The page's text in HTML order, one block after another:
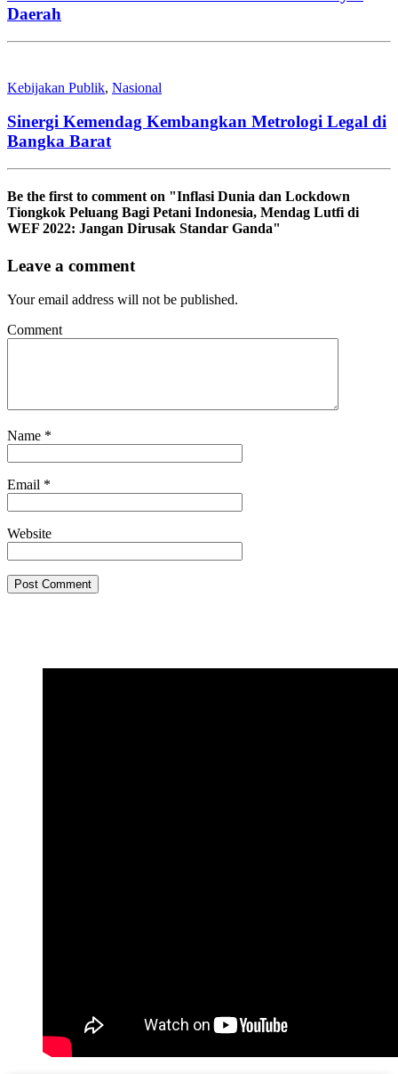
Daerah
Kebijakan Publik, Nasional
Sinergi Kemendag Kembangkan Metrologi Legal di
Bangka Barat
Be the first to comment on "Inflasi Dunia dan Lockdown
Tiongkok Peluang Bagi Petani Indonesia, Mendag Lutfi di
WEF 2022: Jangan Dirusak Standar Ganda"
Leave a comment
Your email address will not be published.
Comment
Name *
Email *
Website